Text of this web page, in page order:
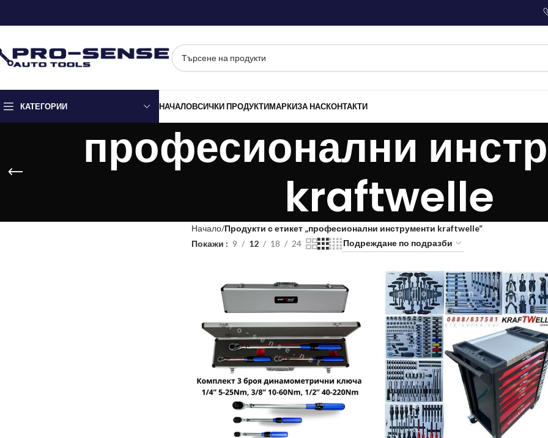
КАТЕГОРИИ НАЧАЛОВСИЧКИ ПРОДУКТИМАРКИЗА НАСКОНТАКТИ
професионални
kraftwelle
Начало Продукти с етикет „професионални инструменти kraftwelle“
Покажи
9 12 18 24